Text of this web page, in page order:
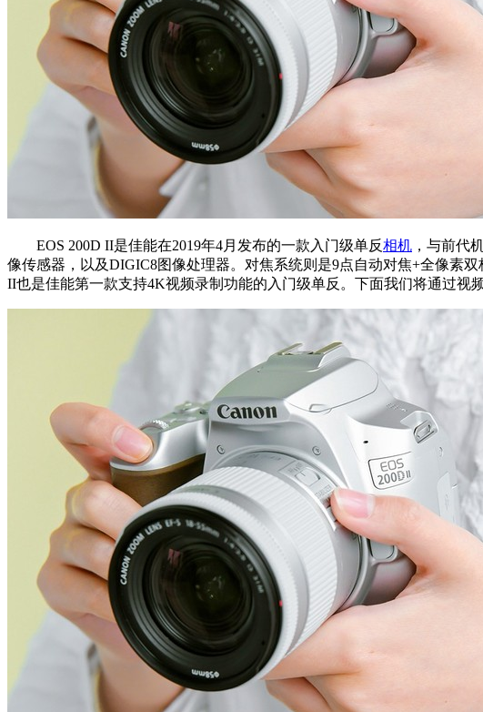
EOS 200D II是佳能在2019年4月发布的一款入门级单反相机 ，与前代
像传感器，以及DIGIC8图像处理器。对焦系统则是9点自动对焦+全像素
II也是佳能第一款支持4K视频录制功能的入门级单反。下面我们将通过视